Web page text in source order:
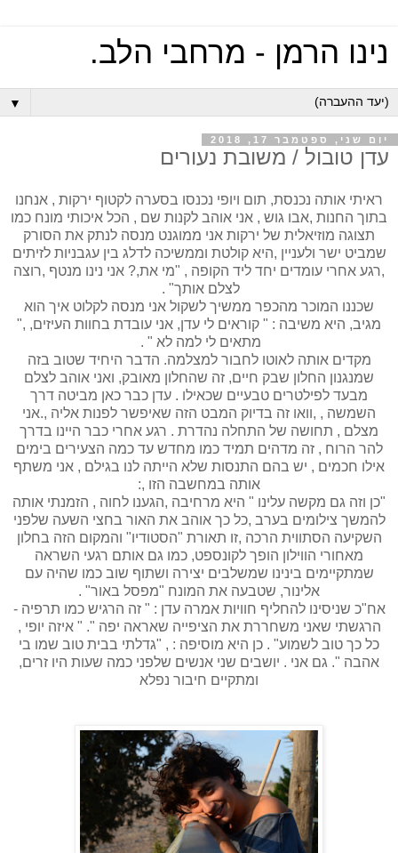
נינו הרמן - מרחבי הלב.
▼
יום שני, ספטמבר 17, 2018
עדן טובול / משובת נעורים
ראיתי אותה נכנסת, תום ויופי נכנסו בסערה לקטוף ירקות , אנחנו
בתוך החנות ,אבו גוש , אני אוהב לקנות שם , הכל איכותי מונח כמו
תצוגה מוזיאלית של ירקות אני ממוגנט מנסה לנתק את הסורק
שמביט ישר ולעניין ,היא קולטת וממשיכה לדלג בין עגבניות לזיתים
,רגע אחרי עומדים יחד ליד הקופה , "מי את,? אני נינו מנטף ,רוצה
לצלם אותך" .
שכננו המוכר מהכפר ממשיך לשקול אני מנסה לקלוט איך הוא
מגיב, היא משיבה : " קוראים לי עדן, אני עובדת בחוות העיזים, ,"
מתאים לי למה לא " .
מקדים אותה לאוטו לחבור למצלמה. הדבר היחיד שטוב בזה
שמנגנון החלון שבק חיים, זה שהחלון מאובק, ואני אוהב לצלם
מבעד לפילטרים טבעיים שכאילו . עדן כבר כאן מביטה דרך
השמשה , ,וואו זה בדיוק המבט הזה שאיפשר לפנות אליה ,.אני
מצלם , תחושה של התחלה נהדרת . רגע אחרי כבר היינו בדרך
להר הרוח , זה מדהים תמיד כמו מחדש עד כמה הצעירים בימים
אילו חכמים , יש בהם התנסות שלא הייתה לנו בגילם , אני משתף
אותה במחשבה הזו ,:
"כן וזה גם מקשה עלינו " היא מרחיבה ,הגענו לחוה , הזמנתי אותה
להמשך צילומים בערב ,כל כך אוהב את האור בחצי השעה שלפני
השקיעה הסתווית הרכה ,זו תאורת "הסטודיו" והמקום הזה בחלון
מאחורי הווילון הופך לקונספט, כמו גם אותם רגעי השראה
שמתקיימים בינינו שמשלבים יצירה ושתוף שוב כמו שהיה עם
אלינור, שטבעה את המונח "מפסל באור" .
אח"כ שניסינו להחליף חוויות אמרה עדן : " זה הרגיש כמו תרפיה -
הרגשתי שאני משחררת את הציפייה שאראה יפה ". " איזה יופי ,
כל כך טוב לשמוע" . כן היא מוסיפה : , "גדלתי בבית טוב שמו בי
אהבה ". גם אני . יושבים שני אנשים שלפני כמה שעות היו זרים,
ומתקיים חיבור נפלא